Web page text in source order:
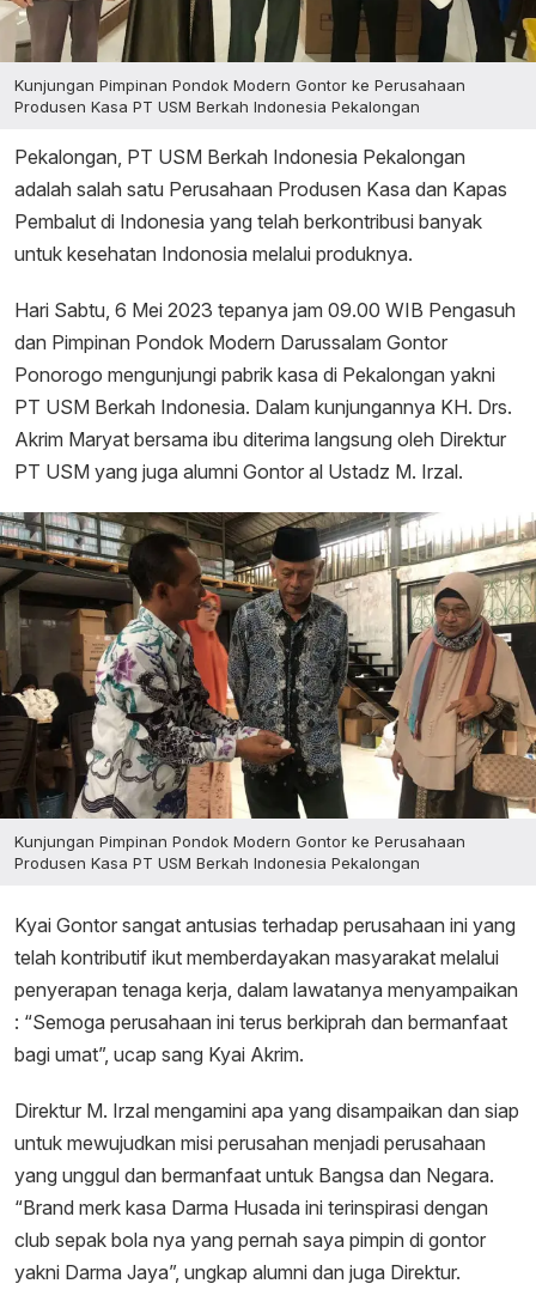
Kunjungan Pimpinan Pondok Modern Gontor ke Perusahaan
Produsen Kasa PT USM Berkah Indonesia Pekalongan
Pekalongan, PT USM Berkah Indonesia Pekalongan
adalah salah satu Perusahaan Produsen Kasa dan Kapas
Pembalut di Indonesia yang telah berkontribusi banyak
untuk kesehatan Indonosia melalui produknya.
Hari Sabtu, 6 Mei 2023 tepanya jam 09.00 WIB Pengasuh
dan Pimpinan Pondok Modern Darussalam Gontor
Ponorogo mengunjungi pabrik kasa di Pekalongan yakni
PT USM Berkah Indonesia. Dalam kunjungannya KH. Drs.
Akrim Maryat bersama ibu diterima langsung oleh Direktur
PT USM yang juga alumni Gontor al Ustadz M. Irzal.
Kunjungan Pimpinan Pondok Modern Gontor ke Perusahaan
Produsen Kasa PT USM Berkah Indonesia Pekalongan
Kyai Gontor sangat antusias terhadap perusahaan ini yang
telah kontributif ikut memberdayakan masyarakat melalui
penyerapan tenaga kerja, dalam lawatanya menyampaikan
: “Semoga perusahaan ini terus berkiprah dan bermanfaat
bagi umat”, ucap sang Kyai Akrim.
Direktur M. Irzal mengamini apa yang disampaikan dan siap
untuk mewujudkan misi perusahan menjadi perusahaan
yang unggul dan bermanfaat untuk Bangsa dan Negara.
“Brand merk kasa Darma Husada ini terinspirasi dengan
club sepak bola nya yang pernah saya pimpin di gontor
yakni Darma Jaya”, ungkap alumni dan juga Direktur.